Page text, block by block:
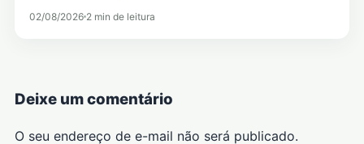
02/08/2026 2 min de leitura
Deixe um comentário
O seu endereço de e-mail não será publicado.